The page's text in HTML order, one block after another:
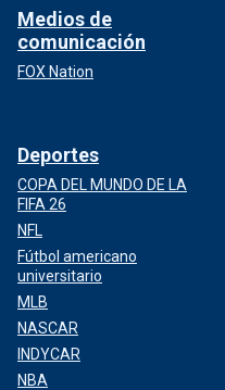
Medios de
comunicación
FOX Nation
Deportes
COPA DEL MUNDO DE LA
FIFA 26
NFL
Fútbol americano
universitario
MLB
NASCAR
INDYCAR
NBA